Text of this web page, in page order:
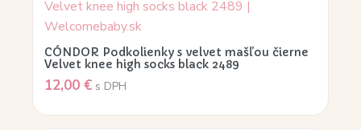
CÓNDOR Podkolienky s velvet mašľou čierne
Velvet knee high socks black 2489
12,00 € s DPH